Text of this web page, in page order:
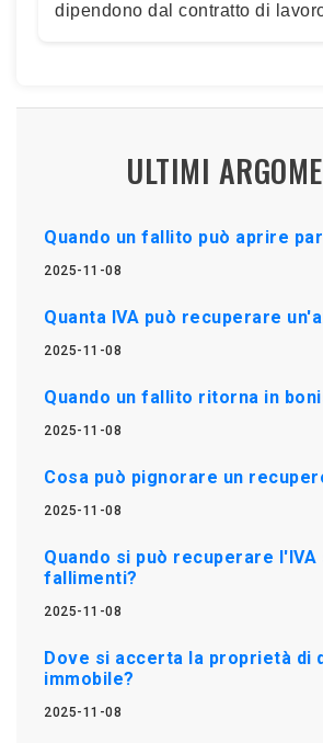
dipendono dal contratto di
ULTIMI
Quando un fallito può aprire
2025-11-08
Quanta IVA può recuperare
2025-11-08
Quando un fallito ritorna in
2025-11-08
Cosa può pignorare un
2025-11-08
Quando si può recuperare l'IVA
fallimenti?
2025-11-08
Dove si accerta la proprietà di
immobile?
2025-11-08